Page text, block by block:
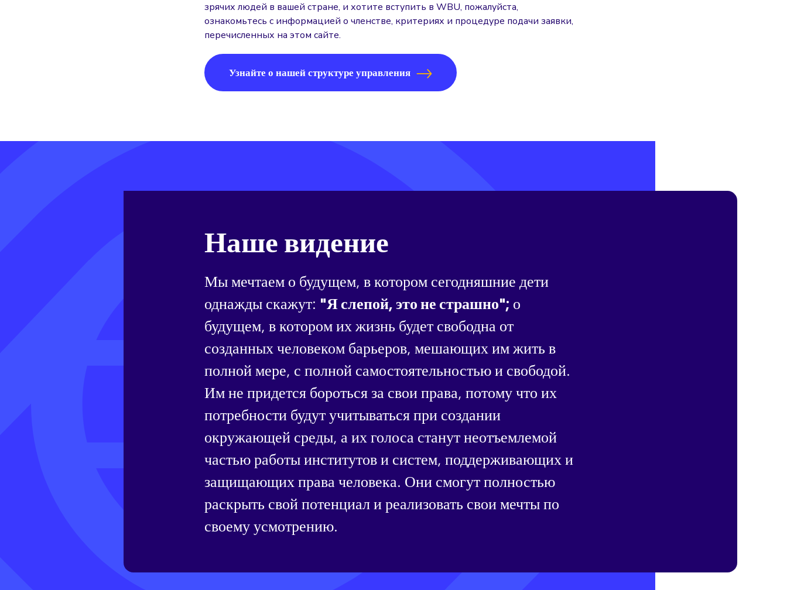
зрячих людей в вашей стране, и хотите вступить в WBU, пожалуйста,
ознакомьтесь с информацией о членстве, критериях и процедуре подачи заявки,
перечисленных на этом сайте.
Узнайте о нашей структуре управления
Наше видение
Мы мечтаем о будущем, в котором сегодняшние дети
однажды скажут: "Я слепой, это не страшно"; о
будущем, в котором их жизнь будет свободна от
созданных человеком барьеров, мешающих им жить в
полной мере, с полной самостоятельностью и свободой.
Им не придется бороться за свои права, потому что их
потребности будут учитываться при создании
окружающей среды, а их голоса станут неотъемлемой
частью работы институтов и систем, поддерживающих и
защищающих права человека. Они смогут полностью
раскрыть свой потенциал и реализовать свои мечты по
своему усмотрению.